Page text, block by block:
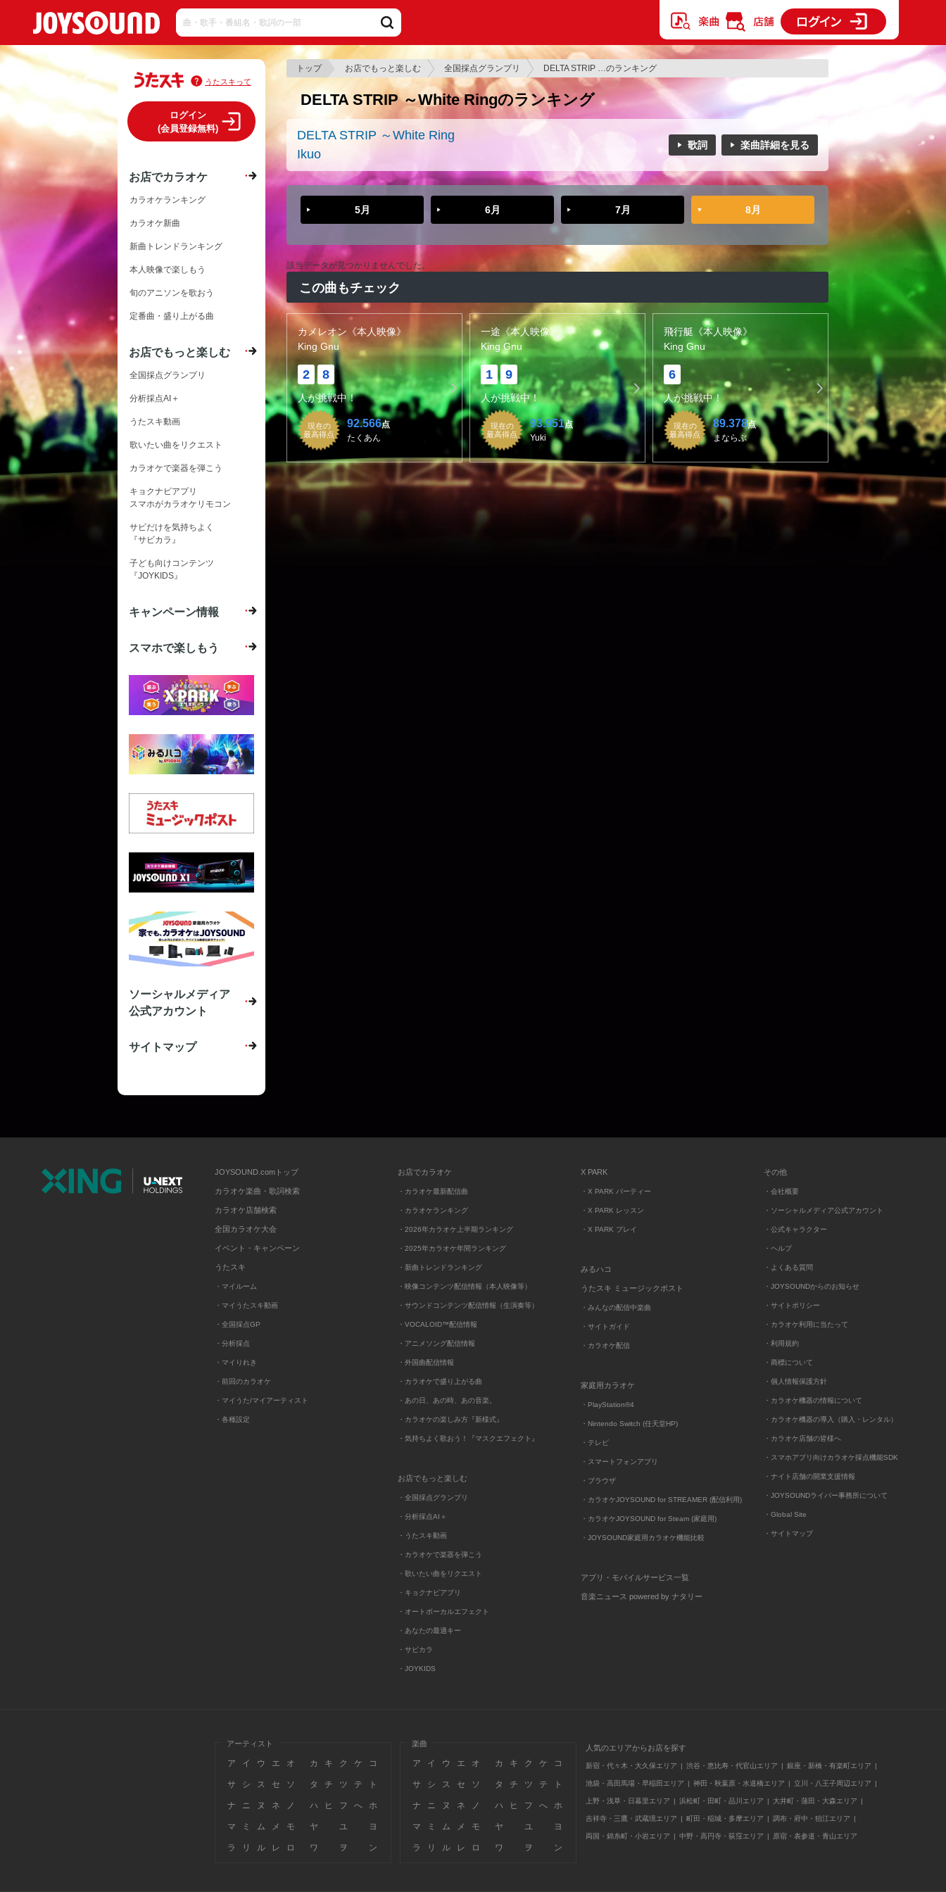
トップ お店でもっと楽しむ 全国採点グランプリ DELTA STRIP …のランキング
DELTA STRIP ～White Ringのランキング
DELTA STRIP ～White Ring
Ikuo
歌詞 楽曲詳細を見る
5月 6月 7月 8月
該当データが見つかりませんでした。
この曲もチェック
カメレオン《本人映像》
King Gnu
2 8
人が挑戦中！
現在の
最高得点
92.566点
たくあん
一途《本人映像》
King Gnu
1 9
人が挑戦中！
現在の
最高得点
93.951点
Yuki
飛行艇《本人映像》
King Gnu
6
人が挑戦中！
現在の
最高得点
89.378点
まならぶ
うたスキって
ログイン
(会員登録無料)
お店でカラオケ
カラオケランキング
カラオケ新曲
新曲トレンドランキング
本人映像で楽しもう
旬のアニソンを歌おう
定番曲・盛り上がる曲
お店でもっと楽しむ
全国採点グランプリ
分析採点AI＋
うたスキ動画
歌いたい曲をリクエスト
カラオケで楽器を弾こう
キョクナビアプリ
スマホがカラオケリモコン
サビだけを気持ちよく
『サビカラ』
子ども向けコンテンツ
『JOYKIDS』
キャンペーン情報
スマホで楽しもう
ソーシャルメディア
公式アカウント
サイトマップ
JOYSOUND.comトップ
カラオケ楽曲・歌詞検索
カラオケ店舗検索
全国カラオケ大会
イベント・キャンペーン
うたスキ
・マイルーム
・マイうたスキ動画
・全国採点GP
・分析採点
・マイりれき
・前回のカラオケ
・マイうた/マイアーティスト
・各種設定
お店でカラオケ
・カラオケ最新配信曲
・カラオケランキング
・2026年カラオケ上半期ランキング
・2025年カラオケ年間ランキング
・新曲トレンドランキング
・映像コンテンツ配信情報（本人映像等）
・サウンドコンテンツ配信情報（生演奏等）
・VOCALOID™配信情報
・アニメソング配信情報
・外国曲配信情報
・カラオケで盛り上がる曲
・あの日、あの時、あの音楽。
・カラオケの楽しみ方『新様式』
・気持ちよく歌おう！『マスクエフェクト』
お店でもっと楽しむ
・全国採点グランプリ
・分析採点AI＋
・うたスキ動画
・カラオケで楽器を弾こう
・歌いたい曲をリクエスト
・キョクナビアプリ
・オートボーカルエフェクト
・あなたの最適キー
・サビカラ
・JOYKIDS
X PARK
・X PARK パーティー
・X PARK レッスン
・X PARK プレイ
みるハコ
うたスキ ミュージックポスト
・みんなの配信中楽曲
・サイトガイド
・カラオケ配信
家庭用カラオケ
・PlayStation®4
・Nintendo Switch (任天堂HP)
・テレビ
・スマートフォンアプリ
・ブラウザ
・カラオケJOYSOUND for STREAMER (配信利用)
・カラオケJOYSOUND for Steam (家庭用)
・JOYSOUND家庭用カラオケ機能比較
アプリ・モバイルサービス一覧
音楽ニュース powered by ナタリー
その他
・会社概要
・ソーシャルメディア公式アカウント
・公式キャラクター
・ヘルプ
・よくある質問
・JOYSOUNDからのお知らせ
・サイトポリシー
・カラオケ利用に当たって
・利用規約
・商標について
・個人情報保護方針
・カラオケ機器の情報について
・カラオケ機器の導入（購入・レンタル）
・カラオケ店舗の皆様へ
・スマホアプリ向けカラオケ採点機能SDK
・ナイト店舗の開業支援情報
・JOYSOUNDライバー事務所について
・Global Site
・サイトマップ
アーティスト
ア イ ウ エ オ カ キ ク ケ コ
サ シ ス セ ソ タ チ ツ テ ト
ナ ニ ヌ ネ ノ ハ ヒ フ へ ホ
マ ミ ム メ モ ヤ ユ ヨ
ラ リ ル レ ロ ワ ヲ ン
楽曲
ア イ ウ エ オ カ キ ク ケ コ
サ シ ス セ ソ タ チ ツ テ ト
ナ ニ ヌ ネ ノ ハ ヒ フ へ ホ
マ ミ ム メ モ ヤ ユ ヨ
ラ リ ル レ ロ ワ ヲ ン
人気のエリアからお店を探す
新宿・代々木・大久保エリア 渋谷・恵比寿・代官山エリア 銀座・新橋・有楽町エリア
池袋・高田馬場・早稲田エリア 神田・秋葉原・水道橋エリア 立川・八王子周辺エリア
上野・浅草・日暮里エリア 浜松町・田町・品川エリア 大井町・蒲田・大森エリア
吉祥寺・三鷹・武蔵境エリア 町田・稲城・多摩エリア 調布・府中・狛江エリア
両国・錦糸町・小岩エリア 中野・高円寺・荻窪エリア 原宿・表参道・青山エリア